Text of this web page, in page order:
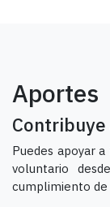
Aportes
Contribuye
Puedes apoyar
voluntario
cumplimiento de